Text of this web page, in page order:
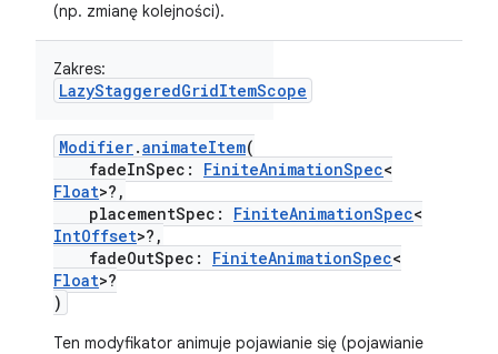
(np. zmianę kolejności).
Zakres:
LazyStaggeredGridItemScope
Modifier.animateItem(
fadeInSpec: FiniteAnimationSpec<
Float>?,
placementSpec: FiniteAnimationSpec<
IntOffset>?,
fadeOutSpec: FiniteAnimationSpec<
Float>?
)
Ten modyfikator animuje pojawianie się (pojawianie